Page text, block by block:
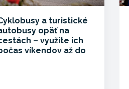
a turistické
opäť na
– využite ich
víkendov až do